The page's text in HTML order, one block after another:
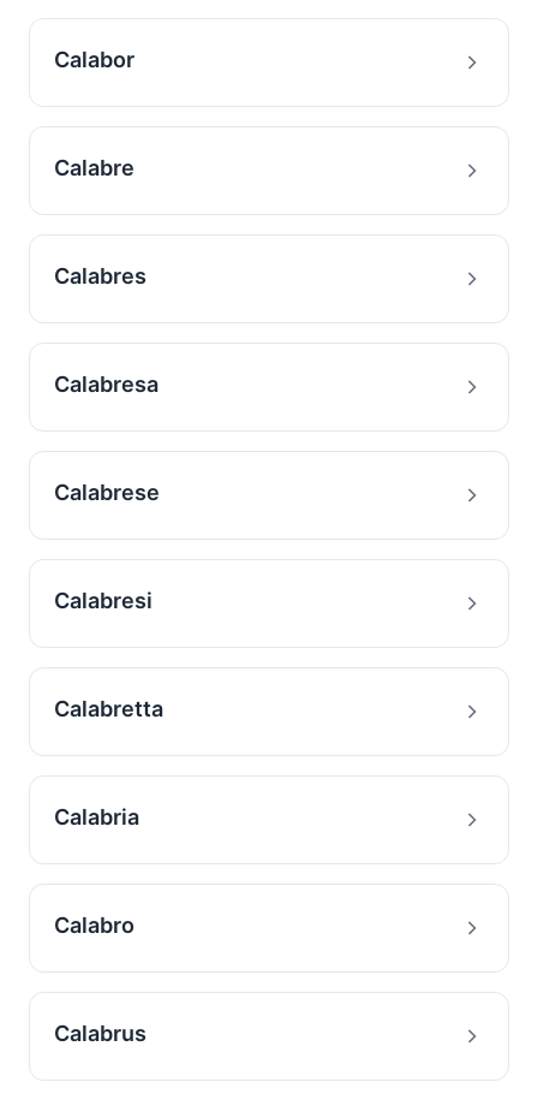
Calabor
Calabre
Calabres
Calabresa
Calabrese
Calabresi
Calabretta
Calabria
Calabro
Calabrus